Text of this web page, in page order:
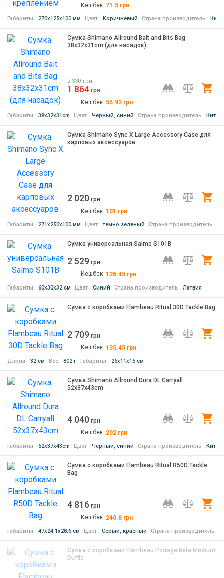
Кешбек 71.5 грн
Габариты 270х125х100 мм Цвет Коричневый Страна производитель
Сумка Shimano Allround Bait and Bits Bag
38x32x31cm (для насадок)
2 330 грн
1 864 грн
Кешбек 55.92 грн
Габариты 38x32x31cm Цвет Черный, синий Страна производитель Китай
Сумка Shimano Sync X Large Accessory Case для
карповых аксессуаров
2 020 грн
Кешбек 101 грн
Габариты 271х250х100 мм Цвет темно зеленый Страна производитель
Сумка универсальная Salmo S101B
2 529 грн
Кешбек 126.45 грн
Габариты 60х30х32 см Цвет Синий Страна производитель Латвия
Cумка c коробками Flambeau Ritual 30D Tackle Bag
2 709 грн
Кешбек 135.45 грн
Длина 32 см Вес 802 г Габариты 26х11х15 см
Сумка Shimano Allround Dura DL Carryall
52x37x43cm
4 040 грн
Кешбек 202 грн
Габариты 52x37x43cm Цвет Черный, синий Страна производитель Китай
Cумка c коробками Flambeau Ritual R50D Tackle
Bag
4 816 грн
Кешбек 240.8 грн
Габариты 47х24.1х28.6 см Цвет Серый, красный Страна производитель
Cумка c коробками Flambeau Portage Beta Medium
Duffle